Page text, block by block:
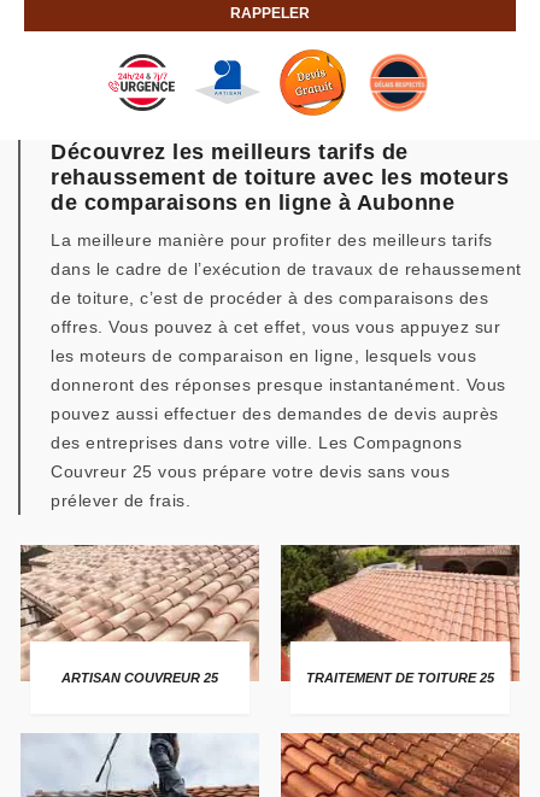
Découvrez les meilleurs tarifs de
rehaussement de toiture avec les moteurs
de comparaisons en ligne à Aubonne
La meilleure manière pour profiter des meilleurs tarifs
dans le cadre de l’exécution de travaux de rehaussement
de toiture, c’est de procéder à des comparaisons des
offres. Vous pouvez à cet effet, vous vous appuyez sur
les moteurs de comparaison en ligne, lesquels vous
donneront des réponses presque instantanément. Vous
pouvez aussi effectuer des demandes de devis auprès
des entreprises dans votre ville. Les Compagnons
Couvreur 25 vous prépare votre devis sans vous
prélever de frais.
ARTISAN COUVREUR 25 TRAITEMENT DE TOITURE 25